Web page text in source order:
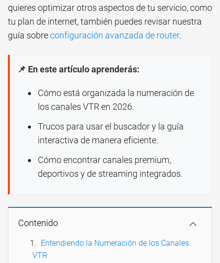
quieres optimizar otros aspectos de tu servicio, como
tu plan de internet, también puedes revisar nuestra
guía sobreconfiguración avanzada de router.
📌 En este artículo aprenderás:
Cómo está organizada la numeración de
los canales VTR en 2026.
Trucos para usar el buscador y la guía
interactiva de manera eficiente.
Cómo encontrar canales premium,
deportivos y de streaming integrados.
Contenido
Entendiendo la Numeración de los Canales
VTR